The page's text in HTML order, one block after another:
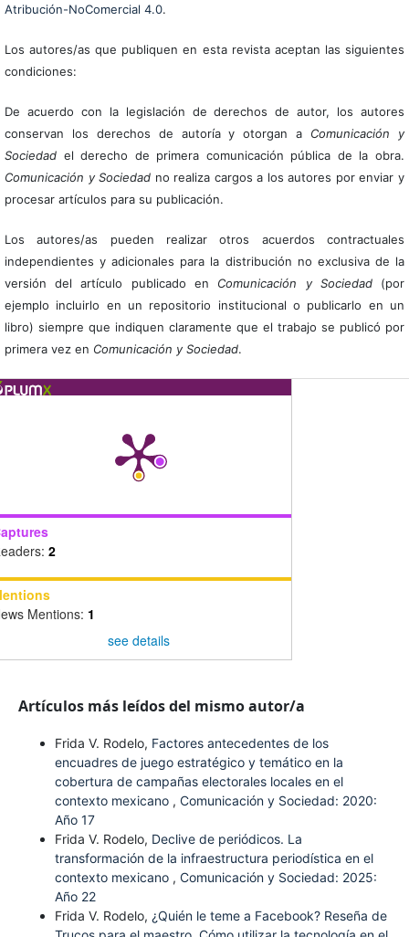
Atribución-NoComercial 4.0.
Los autores/as que publiquen en esta revista aceptan las siguientes
condiciones:
De acuerdo con la legislación de derechos de autor, los autores
conservan los derechos de autoría y otorgan a Comunicación y
Sociedadel derecho de primera comunicación pública de la obra.
Comunicación y Sociedad no realiza cargos a los autores por enviar y
procesar artículos para su publicación.
Los autores/as pueden realizar otros acuerdos contractuales
independientes y adicionales para la distribución no exclusiva de la
versión del artículo publicado en Comunicación y Sociedad(por
ejemplo incluirlo en un repositorio institucional o publicarlo en un
libro) siempre que indiquen claramente que el trabajo se publicó por
primera vez en Comunicación y Sociedad.
2
Mentions: 1
see details
Artículos más leídos del mismo autor/a
Frida V. Rodelo, Factores antecedentes de los
encuadres de juego estratégico y temático en la
cobertura de campañas electorales locales en el
contexto mexicano , Comunicación y Sociedad: 2020:
Año 17
Frida V. Rodelo, Declive de periódicos. La
transformación de la infraestructura periodística en el
contexto mexicano , Comunicación y Sociedad: 2025:
Año 22
Frida V. Rodelo, ¿Quién le teme a Facebook? Reseña de